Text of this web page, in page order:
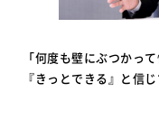
「何度も壁にぶつかっ
『きっとできる』と信